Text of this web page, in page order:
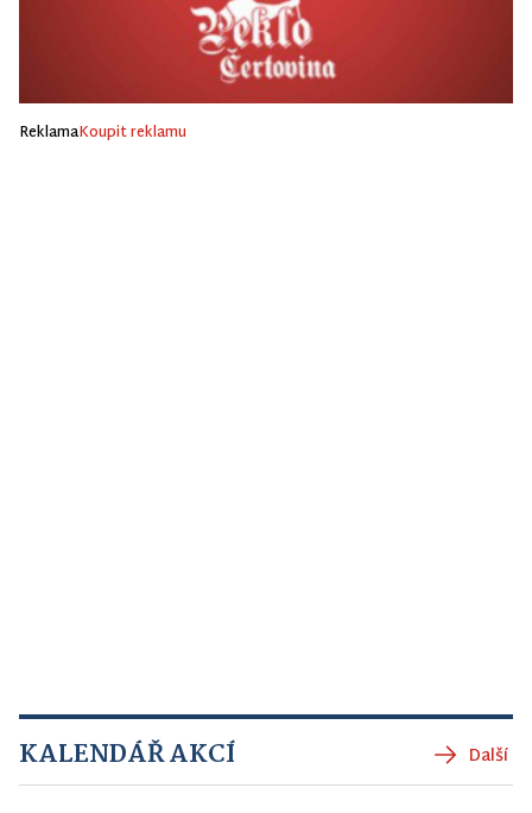
ReklamaKoupit reklamu
KALENDÁŘ AKCÍ Další